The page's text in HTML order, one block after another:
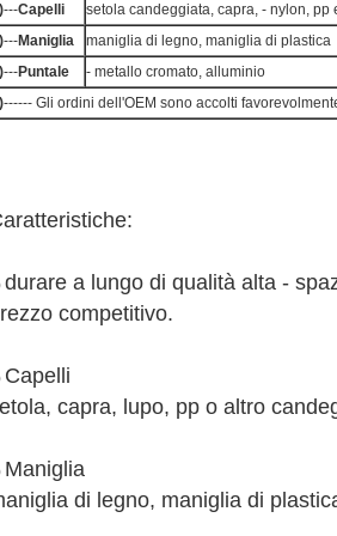
---Capelli
setola candeggiata, capra, - nylon, pp
---Maniglia
maniglia di legno, maniglia di plastica
---Puntale
- metallo cromato, alluminio
------ Gli ordini dell'OEM sono accolti
durare a lungo di qualità alta -
competitivo.
Capelli
capra, lupo, pp o altro
Maniglia
di legno, maniglia di